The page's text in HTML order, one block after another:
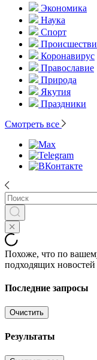
Экономика
Наука
Спорт
Коронавирус
Православие
Природа
Якутия
Праздники
Смотреть все
Похоже, что по
подходящих новостей
Последние запросы
Очистить
Результаты